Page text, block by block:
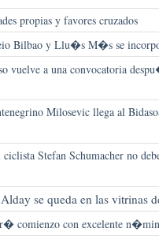
propias y favores cruzados
Bilbao y Llu�s M�s se
vuelve a una convocatoria
Milosevic llega al
Stefan Schumacher no
se queda en las vitrinas
comienzo con excelente